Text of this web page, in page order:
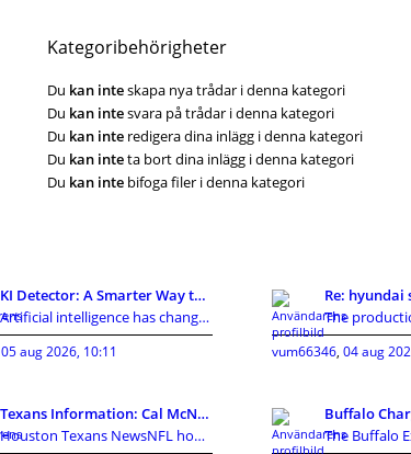
Kategoribehörigheter
Du kan inteskapa nya trådar i denna kategori
Du kan intesvara på trådar i denna kategori
Du kan inte redigera dina inlägg i denna kategori
Du kan inteta bort dina inlägg i denna kategori
Du kan inte bifoga filer i denna kategori
KI Detector: A Smarter Way to Review AI-Assisted C
Artificial intelligence has changed how people cre
05 aug 2026, 10:11
Re:
vum66346, 04 aug
Texans Information: Cal McNair nearer toward getti
Houston Texans NewsNFL home owners established in